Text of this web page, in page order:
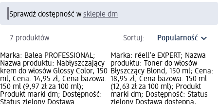
Sprawdź dostępność w sklepie dm
7 produktów Sortuj:
Marka: Balea PROFESSIONAL;
Nazwa produktu: Nabłyszczający
krem do włosów Glossy Color, 150
ml; Cena: 14,95 zł; Cena bazowa:
150 ml (9,97 zł za 100 ml);
Produkt marki dm; Dostępność:
Marka: réell‘e EXPERT; Nazwa
produktu: Toner do włosów
Błyszczący Blond, 150 ml; Cena:
18,95 zł; Cena bazowa: 150 ml
(12,63 zł za 100 ml); Produkt
marki dm; Dostępność: Status